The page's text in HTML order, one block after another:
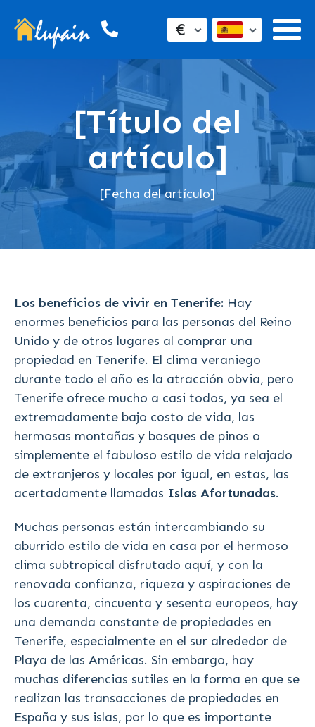
€
[Título del
artículo]
[Fecha del artículo]
Los beneficios de vivir en Tenerife: Hay
enormes beneficios para las personas del Reino
Unido y de otros lugares al comprar una
propiedad en Tenerife. El clima veraniego
durante todo el año es la atracción obvia, pero
Tenerife ofrece mucho a casi todos, ya sea el
extremadamente bajo costo de vida, las
hermosas montañas y bosques de pinos o
simplemente el fabuloso estilo de vida relajado
de extranjeros y locales por igual, en estas, las
acertadamente llamadas Islas Afortunadas.
Muchas personas están intercambiando su
aburrido estilo de vida en casa por el hermoso
clima subtropical disfrutado aquí, y con la
renovada confianza, riqueza y aspiraciones de
los cuarenta, cincuenta y sesenta europeos, hay
una demanda constante de propiedades en
Tenerife, especialmente en el sur alrededor de
Playa de las Américas. Sin embargo, hay
muchas diferencias sutiles en la forma en que se
realizan las transacciones de propiedades en
España y sus islas, por lo que es importante